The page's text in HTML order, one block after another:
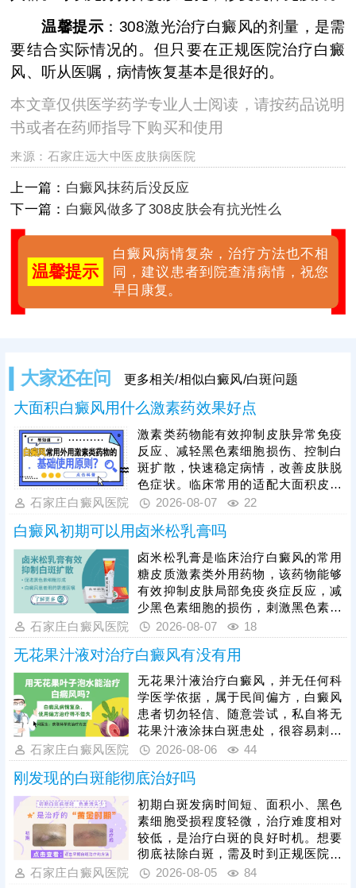
温馨提示 ：308激光治疗白癜风的剂量，是需
要结合实际情况的。但只要在正规医院治疗白癜
风、听从医嘱，病情恢复基本是很好的。
本文章仅供医学药学专业人士阅读，请按药品说明
书或者在药师指导下购买和使用
来源：石家庄远大中医皮肤病医院
上一篇： 白癜风抹药后没反应
下一篇： 白癜风做多了308皮肤会有抗光性么
温馨提示
白癜风病情复杂，治疗方法也不相
同，建议患者到院查清病情，祝您
早日康复。
大家还在问 更多相关/相似白癜风/白斑问题
大面积白癜风用什么激素药效果好点
激素类药物能有效抑制皮肤异常免疫
反应、减轻黑色素细胞损伤、控制白
斑扩散，快速稳定病情，改善皮肤脱
色症状。临床常用的适配大面积皮损
的激素药物，需根据患者年龄、皮损
药种类、剂量、使用周期均需严格遵
从医嘱。患者严禁自行选购、增减药
量，盲目用药易引发皮肤萎缩、毛细
血管扩张、色素异常、激素依赖等副
作用，损害皮肤健康。单纯使用激素
药物治疗大面积白癜风效果有限，联
合311窄谱uvb照射综合方案，能有效
石家庄白癜风医院 2026-08-07 22
白癜风初期可以用卤米松乳膏吗
卤米松乳膏是临床治疗白癜风的常用
糖皮质激素类外用药物，该药物能够
有效抑制皮肤局部免疫炎症反应，减
少黑色素细胞的损伤，刺激黑色素再
生，可有效控制白斑扩散、淡化皮
损。但患者绝对不可自行胡乱用药，
能否使用、用药剂量、涂抹时长，都
需要结合个人白斑位置、皮肤状态、
体质等情况，严格遵从医嘱，避免不
当用药引发皮肤萎缩、色素异常等副
作用。临床治疗中，初期白癜风采用
卤米松乳膏外用，搭配308准分子激
光照射联合治疗，可内外协同作用，
加速黑色素
石家庄白癜风医院 2026-08-07 18
无花果汁液对治疗白癜风有没有用
无花果汁液治疗白癜风，并无任何科
学医学依据，属于民间偏方，白癜风
患者切勿轻信、随意尝试，私自将无
花果汁液涂抹白斑患处，很容易刺激
脆弱的皮损肌肤，引发过敏、炎症，
诱发皮肤同形反应，导致白斑扩散、
病情加重，同时还会耽误正规治疗时
机。临床中308准分子激光、黑色素
种植是治疗白癜风的成熟有效手段，
适配不同病情患者。白癜风恢复周期
较长，患者需摒弃偏方，坚持规范科
学治疗，同时做好日常皮肤防护、作
息饮食调理，稳定病情，助力白斑逐
石家庄白癜风医院 2026-08-06 44
刚发现的白斑能彻底治好吗
初期白斑发病时间短、面积小、黑色
素细胞受损程度轻微，治疗难度相对
较低，是治疗白斑的良好时机。想要
彻底祛除白斑，需及时到正规医院检
查确诊，明确发病根源，杜绝偏方、
石家庄白癜风医院 2026-08-05 84